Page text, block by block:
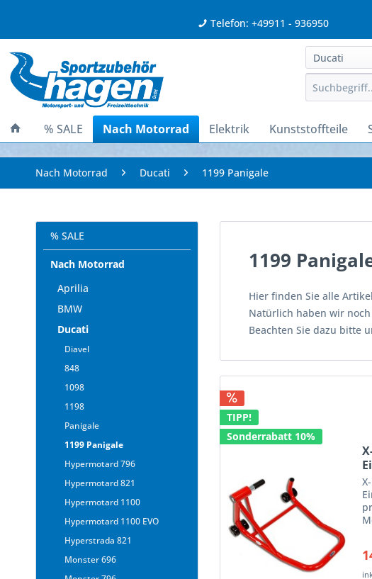
Telefon: +49911 - 936950
% SALE Nach Motorrad Elektrik Kunststoffteile
Nach Motorrad Ducati 1199 Panigale
% SALE
Nach Motorrad
Aprilia
BMW
Ducati
Diavel
848
1098
1198
Panigale
1199 Panigale
Hypermotard 796
Hypermotard 821
Hypermotard 1100
Hypermotard 1100 EVO
Hyperstrada 821
Monster 696
1199
Hier finden Sie alle
Natürlich haben wir
Beachten Sie dazu bitte
TIPP!
Sonderrabatt 10%